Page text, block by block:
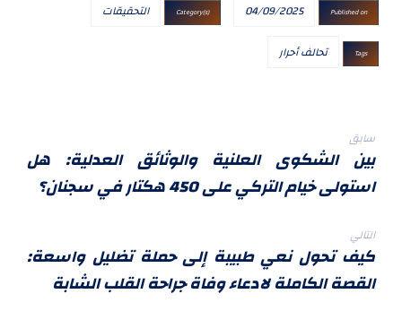
Published on
04/09/2025
Category(s) التحقيقات
Tags تحالف أحرار
سابق
بين الشكوى العلنية والوثائق العدلية: هل
استولى خيام التركي على 450 هكتار في سجنان؟
التالي
كيف تحول نعي طبيبة إلى حملة تضليل واسعة:
القصة الكاملة لادعاء وفاة جراحة القلب الشابة